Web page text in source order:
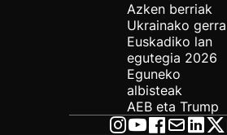
Azken berriak
Ukrainako gerra
Euskadiko lan
egutegia 2026
Eguneko
albisteak
AEB eta Trump